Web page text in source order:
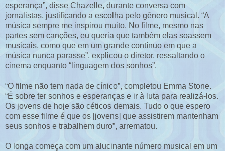
esperança”, disse Chazelle, durante conversa com
jornalistas, justificando a escolha pelo gênero musical. “A
música sempre me inspirou muito. No filme, mesmo nas
partes sem canções, eu queria que também elas soassem
musicais, como que em um grande contínuo em que a
música nunca parasse”, explicou o diretor, ressaltando o
cinema enquanto “linguagem dos sonhos”.
“O filme não tem nada de cínico”, completou Emma Stone.
“É sobre ter sonhos e esperanças e ir à luta para realizá-los.
Os jovens de hoje são céticos demais. Tudo o que espero
com esse filme é que os [jovens] que assistirem mantenham
seus sonhos e trabalhem duro”, arrematou.
O longa começa com um alucinante número musical em um